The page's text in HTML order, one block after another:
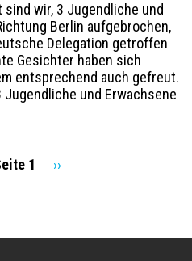
sind wir, 3 Jugendliche und
Berlin aufgebrochen,
Delegation getroffen
Gesichter haben sich
entsprechend auch gefreut.
und Erwachsene
1
Nächste
››